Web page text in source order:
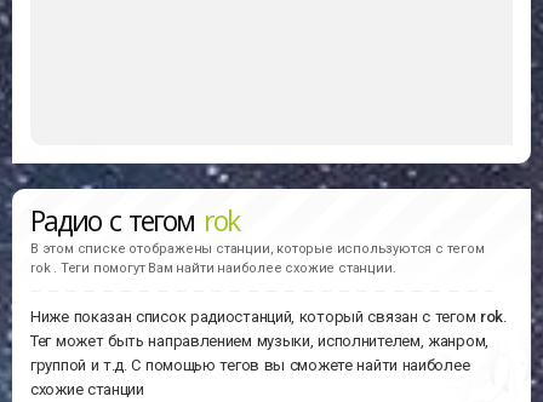
Радио с тегом rok
В этом списке отображены станции, которые используются с тегом
rok . Теги помогут Вам найти наиболее схожие станции.
Ниже показан список радиостанций, который связан с тегом rok.
Тег может быть направлением музыки, исполнителем, жанром,
группой и т.д. С помощью тегов вы сможете найти наиболее
схожие станции